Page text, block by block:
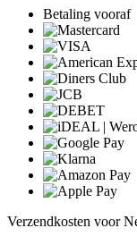
Betaling vooraf
Verzendkosten voor